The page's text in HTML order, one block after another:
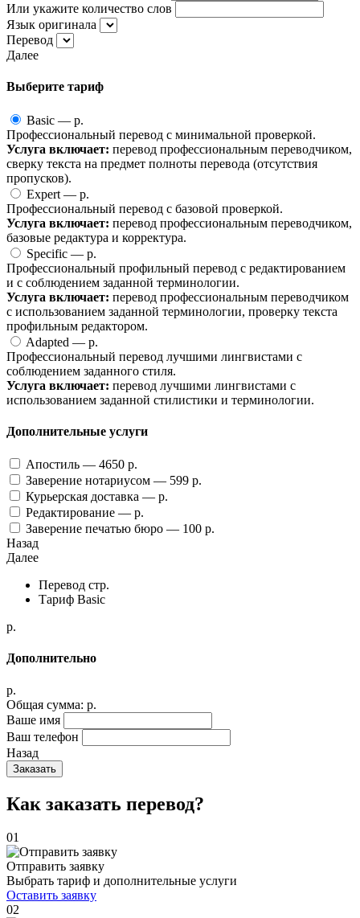
Или укажите количество слов
Язык оригинала
Перевод
Далее
Выберите тариф
Basic — p.
Профессиональный перевод с минимальной проверкой.
Услуга включает: перевод профессиональным переводчиком,
сверку текста на предмет полноты перевода (отсутствия
пропусков).
Expert — p.
Профессиональный перевод с базовой проверкой.
Услуга включает: перевод профессиональным переводчиком,
базовые редактура и корректура.
Specific — p.
Профессиональный профильный перевод с редактированием
и с соблюдением заданной терминологии.
Услуга включает: перевод профессиональным переводчиком
с использованием заданной терминологии, проверку текста
профильным редактором.
Adapted — p.
Профессиональный перевод лучшими лингвистами с
соблюдением заданного стиля.
Услуга включает: перевод лучшими лингвистами с
использованием заданной стилистики и терминологии.
Дополнительные услуги
Апостиль — 4650 p.
Заверение нотариусом — 599 p.
Курьерская доставка — p.
Редактирование — p.
Заверение печатью бюро — 100 p.
Назад
Далее
Перевод стр.
Тариф Basic
p.
Дополнительно
p.
Общая сумма: p.
Ваше имя
Ваш телефон
Назад
Заказать
Как заказать перевод?
01
Отправить заявку
Выбрать тариф и дополнительные услуги
Оставить заявку
02